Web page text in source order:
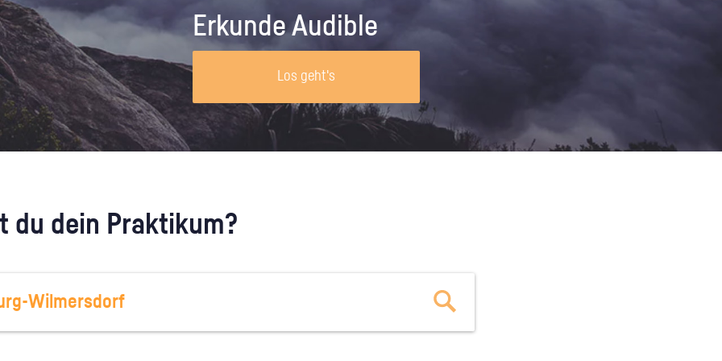
Unternehmen lohnt, wie man sich
vorbereitet und wie ein Vorab-Anruf
abläuft.
Erkunde Audible
Los geht's
du dein Praktikum?
Wilmersdorf